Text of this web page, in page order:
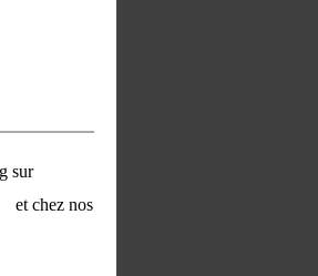
sur
et chez nos